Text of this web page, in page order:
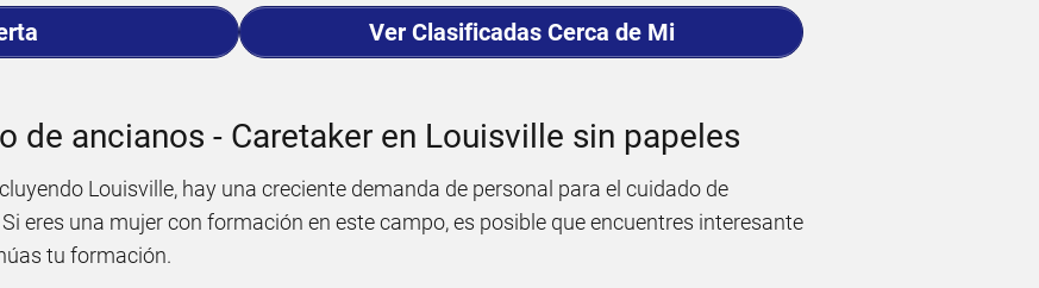
Ver Clasificadas Cerca de Mi
de ancianos - Caretaker en Louisville sin papeles
Louisville, hay una creciente demanda de personal para el cuidado de
eres una mujer con formación en este campo, es posible que encuentres interesante
tu formación.